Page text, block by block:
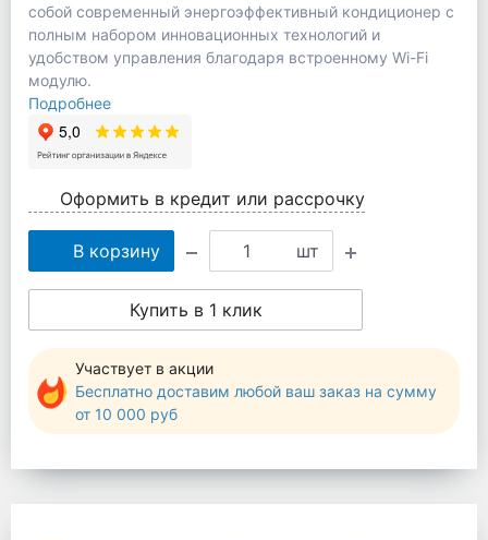
собой современный энергоэффективный кондиционер с
полным набором инновационных технологий и
удобством управления благодаря встроенному Wi-Fi
модулю.
Подробнее
Оформить в кредит или рассрочку
В корзину шт
Купить в 1 клик
Участвует в акции
Бесплатно доставим любой ваш заказ на сумму
от 10 000 руб